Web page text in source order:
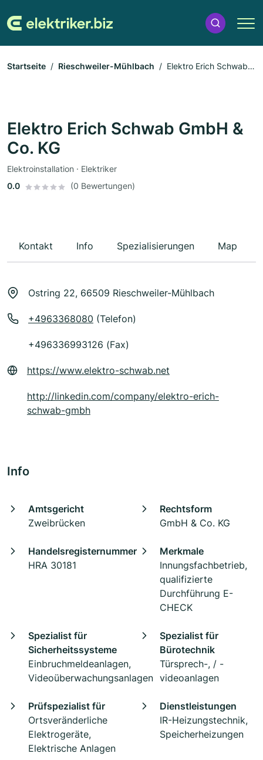
Startseite Rieschweiler-Mühlbach
Elektro Erich Schwab
Elektro Erich Schwab GmbH &
Co. KG
Elektroinstallation · Elektriker
0.0
(0 Bewertungen)
Kontakt Info Spezialisierungen Map
Ostring 22, 66509 Rieschweiler-Mühlbach
+4963368080 (Telefon)
+496336993126 (Fax)
https://www.elektro-schwab.net
http://linkedin.com/company/elektro-erich-
schwab-gmbh
Info
Amtsgericht
Zweibrücken
Rechtsform
GmbH & Co. KG
Handelsregisternummer
HRA 30181
Merkmale
Innungsfachbetrieb,
qualifizierte
Durchführung E-
CHECK
Spezialist für
Sicherheitssysteme
Einbruchmeldeanlagen,
Videoüberwachungsanlagen
Spezialist für
Bürotechnik
Türsprech-, / -
videoanlagen
Prüfspezialist für
Ortsveränderliche
Elektrogeräte,
Elektrische Anlagen
Dienstleistungen
IR-Heizungstechnik,
Speicherheizungen